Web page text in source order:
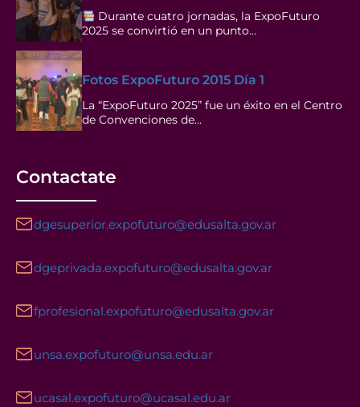
Durante cuatro jornadas, la ExpoFuturo
2025 se convirtió en un punto…
Fotos ExpoFuturo 2015 Día 1
La “ExpoFuturo 2025” fue un éxito en el Centro
de Convenciones de…
Contactate
dgesuperior.expofuturo@edusalta.gov.ar
dgeprivada.expofuturo@edusalta.gov.ar
fprofesional.expofuturo@edusalta.gov.ar
unsa.expofuturo@unsa.edu.ar
ucasal.expofuturo@ucasal.edu.ar